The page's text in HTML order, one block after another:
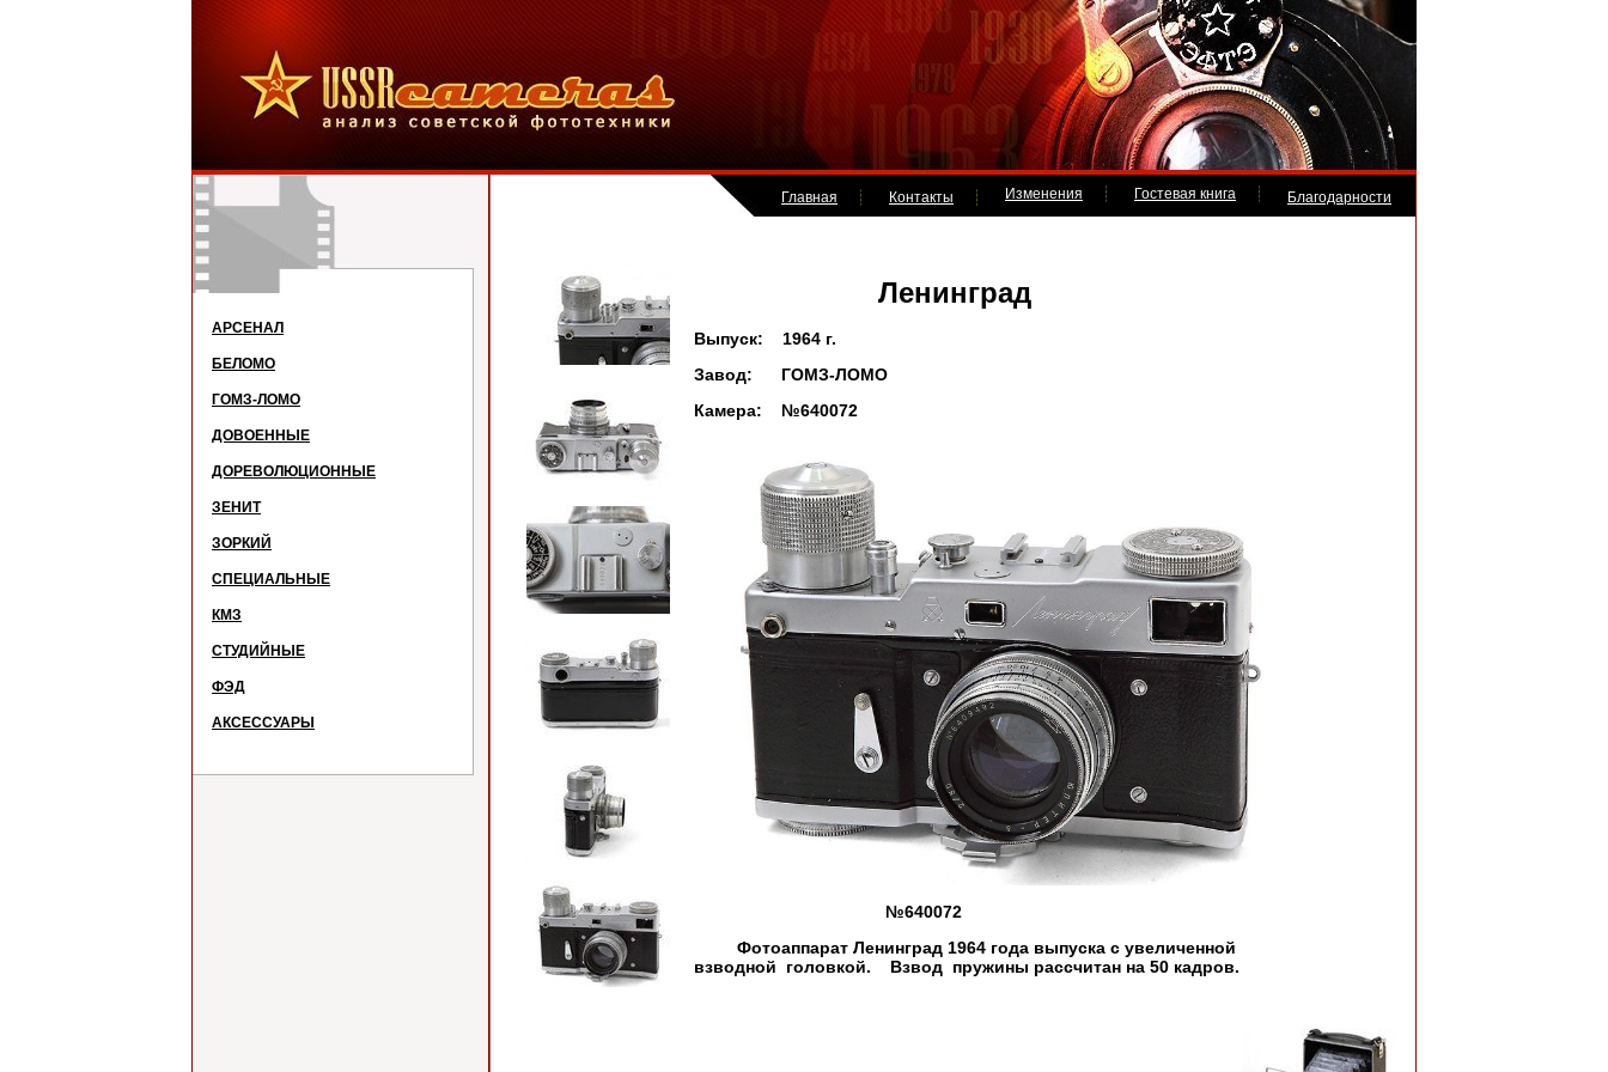
АРСЕНАЛ
БЕЛОМО
ГОМЗ-ЛОМО
ДОВОЕННЫЕ
ДОРЕВОЛЮЦИОННЫЕ
ЗЕНИТ
ЗОРКИЙ
СПЕЦИАЛЬНЫЕ
КМЗ
СТУДИЙНЫЕ
ФЭД
АКСЕССУАРЫ
Главная Контакты Изменения Гостевая книга Благодарности
Ленинград
Выпуск: 1964 г.
Завод: ГОМЗ-ЛОМО
Камера: №640072
№640072
Фотоаппарат Ленинград 1964 года выпуска с увеличенной
взводной головкой. Взвод пружины рассчитан на 50 кадров.